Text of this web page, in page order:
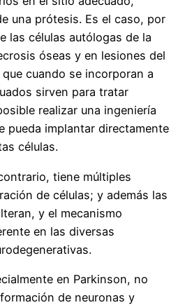
una prótesis. Es el caso, por
las células autólogas de la
óseas y en lesiones del
cuando se incorporan a
sirven para tratar
realizar una ingeniería
pueda implantar directamente
células.
tiene múltiples
de células; y además las
y el mecanismo
en las diversas
en Parkinson, no
de neuronas y